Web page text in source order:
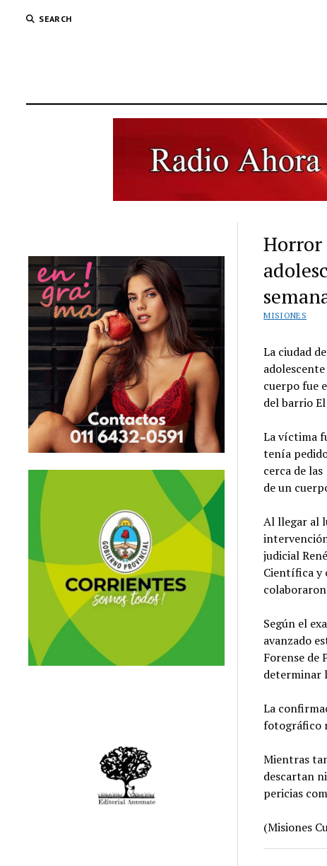
SEARCH
Horror
MISIONES
La ciudad
cuerpo fue
del barrio
La víctima
tenía
cerca de
de un
Al llegar al
judicial
Científica y
Según el
avanzado
Forense de
determinar
La
fotográfico
Mientras
descartan
pericias
(Misiones